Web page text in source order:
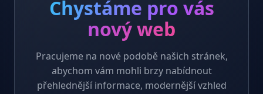
Chystáme pro vás
nový web
Pracujeme na nové podobě našich stránek,
abychom vám mohli brzy nabídnout
přehlednější informace, modernější vzhled